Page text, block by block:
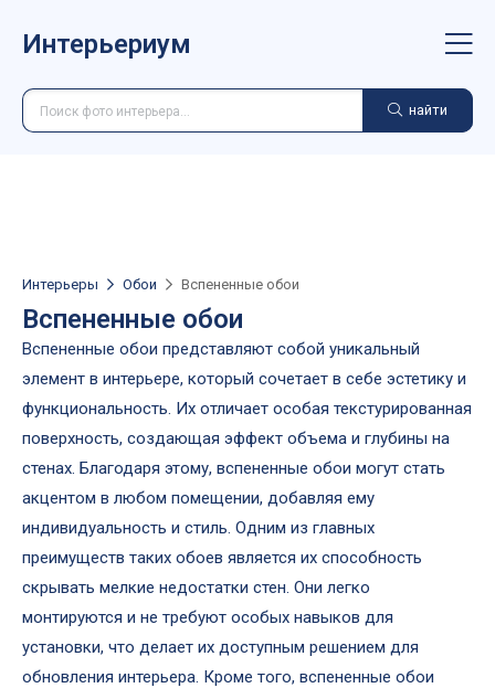
Интерьериум
найти
Интерьеры Обои Вспененные обои
Вспененные обои
Вспененные обои представляют собой уникальный
элемент в интерьере, который сочетает в себе эстетику и
функциональность. Их отличает особая текстурированная
поверхность, создающая эффект объема и глубины на
стенах. Благодаря этому, вспененные обои могут стать
акцентом в любом помещении, добавляя ему
индивидуальность и стиль. Одним из главных
преимуществ таких обоев является их способность
скрывать мелкие недостатки стен. Они легко
монтируются и не требуют особых навыков для
установки, что делает их доступным решением для
обновления интерьера. Кроме того, вспененные обои